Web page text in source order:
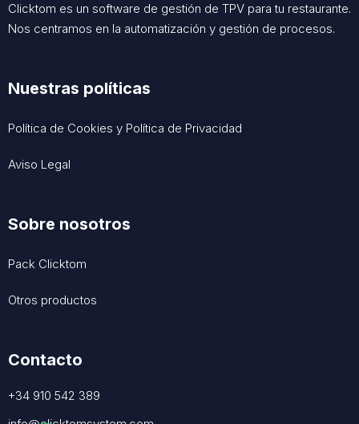
Clicktom es un software de gestión de TPV para tu restaurante.
Nos centramos en la automatización y gestión de procesos.
Nuestras políticas
Política de Cookies y Política de Privacidad
Aviso Legal
Sobre nosotros
Pack Clicktom
Otros productos
Contacto
+34 910 542 389